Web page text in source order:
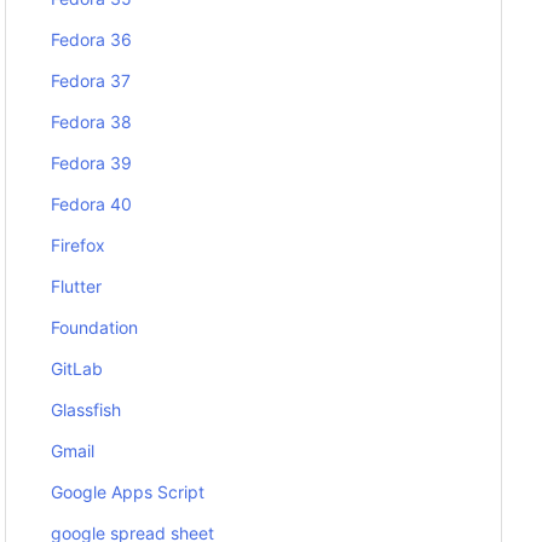
Fedora 36
Fedora 37
Fedora 38
Fedora 39
Fedora 40
Firefox
Flutter
Foundation
GitLab
Glassfish
Gmail
Google Apps Script
google spread sheet